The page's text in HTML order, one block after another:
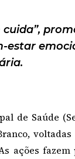
de Saúde
ações